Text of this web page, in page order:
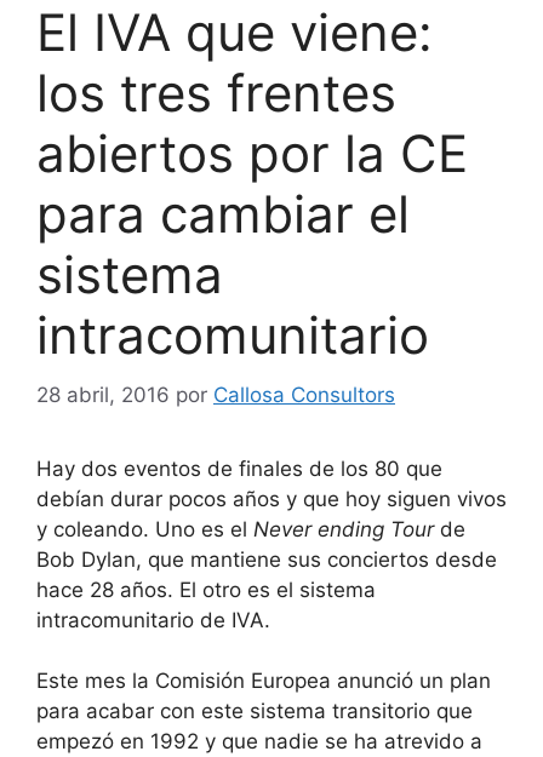
El IVA que viene:
los tres frentes
abiertos por la CE
para cambiar el
sistema
intracomunitario
28 abril, 2016 por Callosa Consultors
Hay dos eventos de finales de los 80 que
debían durar pocos años y que hoy siguen vivos
y coleando. Uno es el Never ending Tourde
Bob Dylan, que mantiene sus conciertos desde
hace 28 años. El otro es el sistema
intracomunitario de IVA.
Este mes la Comisión Europea anunció un plan
para acabar con este sistema transitorio que
empezó en 1992 y que nadie se ha atrevido a